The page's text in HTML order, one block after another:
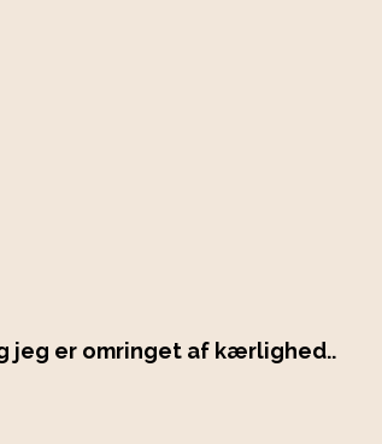
jeg er omringet af kærlighed..